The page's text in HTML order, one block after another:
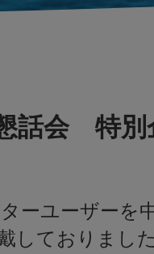
話会 特別
ーユーザーを
しておりまし